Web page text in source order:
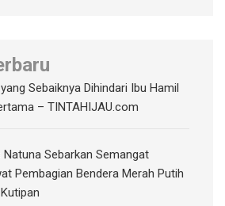
Sebaiknya Dihindari Ibu Hamil
– TINTAHIJAU.com
Sebarkan Semangat
Pembagian Bendera Merah Putih